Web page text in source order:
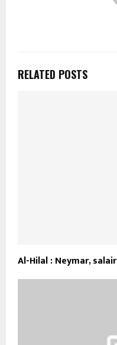
RELATED POSTS
Al-Hilal : Neymar,